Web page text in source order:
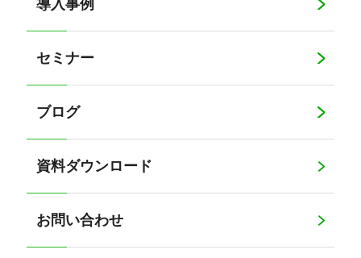
導入事例
セミナー
ブログ
資料ダウンロード
お問い合わせ